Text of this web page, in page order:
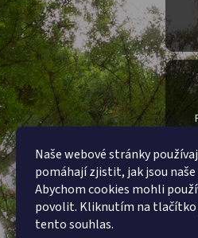
Naše webové stránky
pomáhají zjistit, jak jsou
Abychom cookies mohli
povolit. Kliknutím na tlačítko
tento souhlas.